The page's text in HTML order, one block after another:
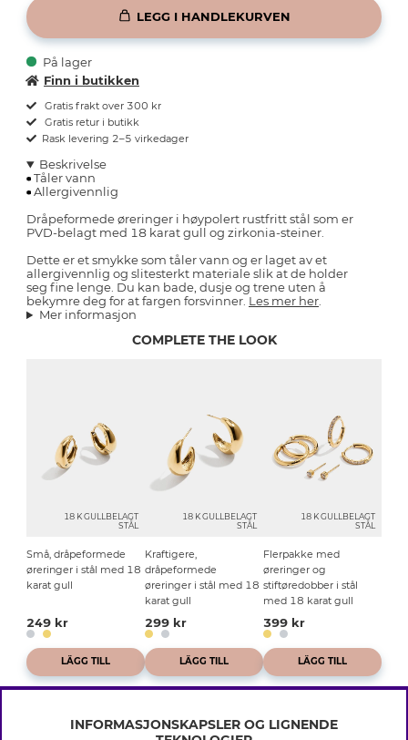
LEGG I HANDLEKURVEN
På lager
Finn i butikken
Gratis frakt over 300 kr
Gratis retur i butikk
Rask levering 2–5 virkedager
Beskrivelse
Tåler vann
Allergivennlig
Dråpeformede øreringer i høypolert rustfritt stål som er
PVD-belagt med 18 karat gull og zirkonia-steiner.
Dette er et smykke som tåler vann og er laget av et
allergivennlig og slitesterkt materiale slik at de holder
seg fine lenge. Du kan bade, dusje og trene uten å
bekymre deg for at fargen forsvinner. Les mer her
Mer informasjon
COMPLETE THE LOOK
18 K GULLBELAGT
STÅL
Små, dråpeformede
øreringer i stål med 18
karat gull
249 kr
LÄGG TILL
18 K GULLBELAGT
STÅL
Kraftigere,
dråpeformede
øreringer i stål med 18
karat gull
299 kr
LÄGG TILL
18 K GULLBELAGT
STÅL
Flerpakke med
øreringer og
stiftøredobber i stål
med 18 karat gull
399 kr
LÄGG TILL
INFORMASJONSKAPSLER OG LIGNENDE